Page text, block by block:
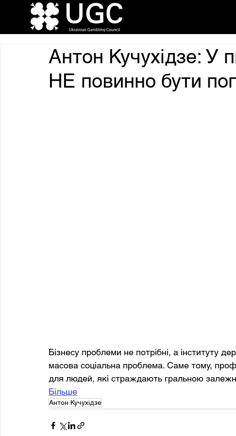
Антон Кучухідзе: У
НЕ повинно бути
Бізнесу проблеми не потрібні, а інституту
масова соціальна проблема. Саме тому,
для людей, які страждають гральною
Більше
Антон Кучухідзе